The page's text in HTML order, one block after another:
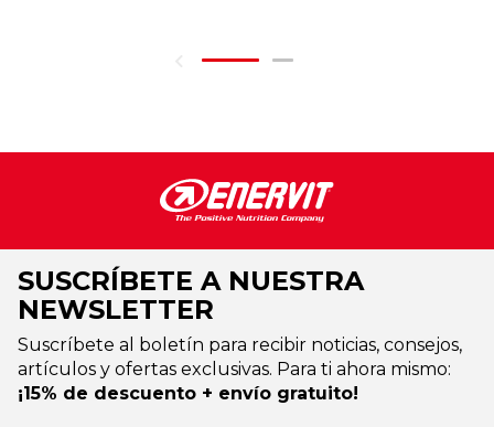
SUSCRÍBETE A NUESTRA
NEWSLETTER
Suscríbete al boletín para recibir noticias, consejos,
artículos y ofertas exclusivas. Para ti ahora mismo:
¡15% de descuento + envío gratuito!